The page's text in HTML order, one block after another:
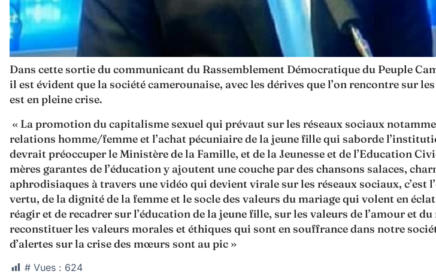
Dans cette sortie du communicant du Rassemblement Démocratique du Peuple
il est évident que la société camerounaise, avec les dérives que l’on rencontre sur
est en pleine crise.
« La promotion du capitalisme sexuel qui prévaut sur les réseaux sociaux
relations homme/femme et l’achat pécuniaire de la jeune fille qui saborde
devrait préoccuper le Ministère de la Famille, et de la Jeunesse et de l’Education
mères garantes de l’éducation y ajoutent une couche par des chansons salaces,
aphrodisiaques à travers une vidéo qui devient virale sur les réseaux sociaux, c’est
vertu, de la dignité de la femme et le socle des valeurs du mariage qui volent en
réagir et de recadrer sur l’éducation de la jeune fille, sur les valeurs de l’amour et
reconstituer les valeurs morales et éthiques qui sont en souffrance dans notre
d’alertes sur la crise des mœurs sont au pic »
# Vues : 624